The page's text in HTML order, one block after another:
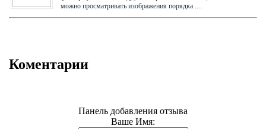
можно просматривать изображения порядка ....
Коментарии
Панель добавления отзыва
Ваше Имя: